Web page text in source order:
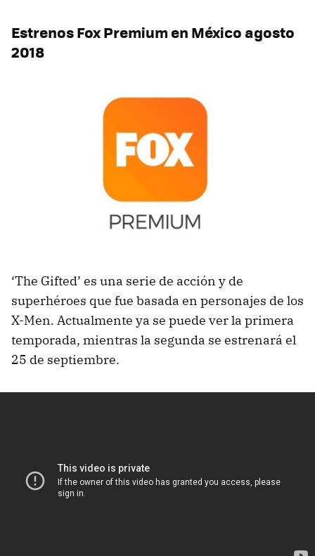
Estrenos Fox Premium en México agosto
2018
‘The Gifted’ es una serie de acción y de
superhéroes que fue basada en personajes de los
X-Men. Actualmente ya se puede ver la primera
temporada, mientras la segunda se estrenará el
25 de septiembre.